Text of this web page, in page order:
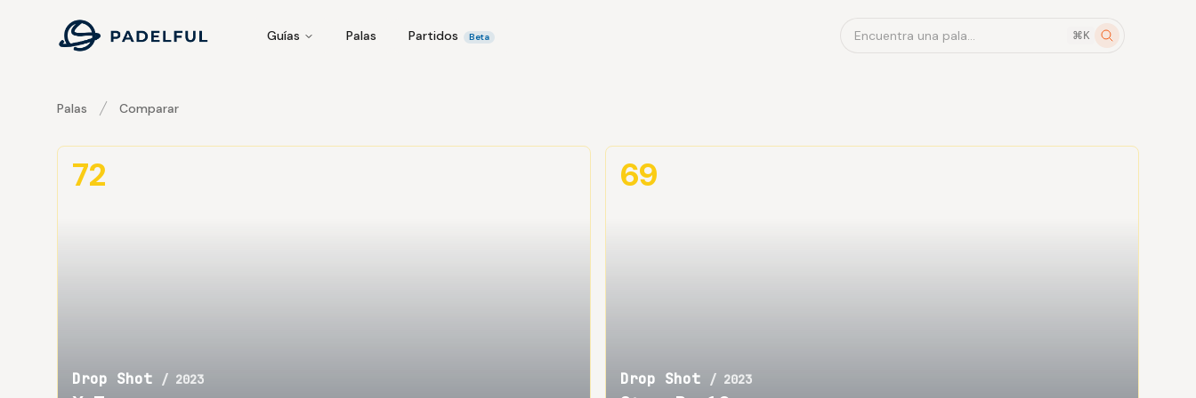
Padelful
Guías Palas Partidos Beta Encuentra una pala... ⌘K
Palas Comparar
Drop Shot / 2023
72
Drop Shot / 2023
69